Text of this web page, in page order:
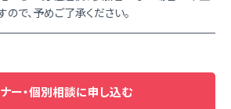
ので、予めご了承ください。
ー・個別相談に申し込む